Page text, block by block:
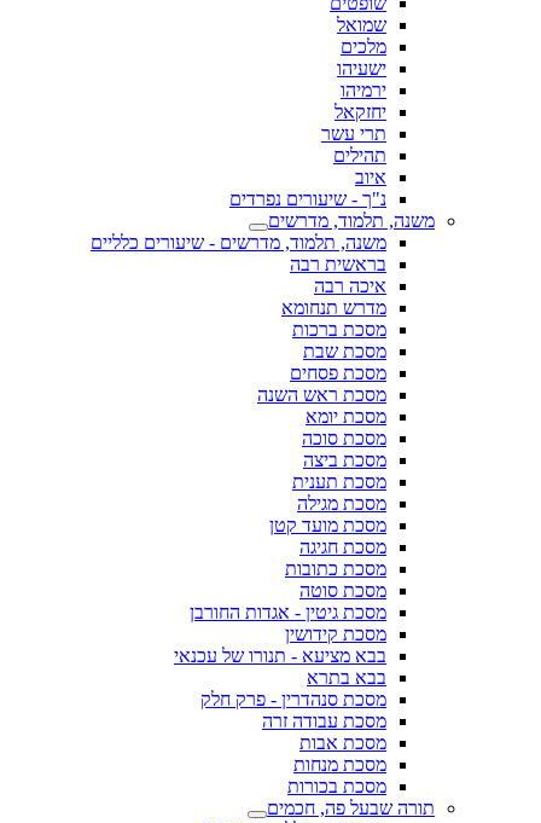
שמואל
מלכים
ישעיהו
ירמיהו
יחזקאל
תרי עשר
תהילים
איוב
נ"ך - שיעורים נפרדים
משנה, תלמוד, מדרשים
משנה, תלמוד, מדרשים - שיעורים כלליים
בראשית רבה
איכה רבה
מדרש תנחומא
מסכת ברכות
מסכת שבת
מסכת פסחים
מסכת ראש השנה
מסכת יומא
מסכת סוכה
מסכת ביצה
מסכת תענית
מסכת מגילה
מסכת מועד קטן
מסכת חגיגה
מסכת כתובות
מסכת סוטה
מסכת גיטין - אגדות החורבן
מסכת קידושין
בבא מציעא - תנורו של עכנאי
בבא בתרא
מסכת סנהדרין - פרק חלק
מסכת עבודה זרה
מסכת אבות
מסכת מנחות
מסכת בכורות
תורה שבעל פה, חכמים